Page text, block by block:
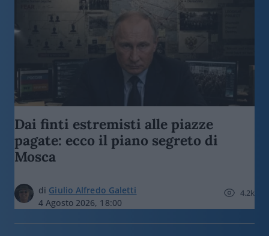
Dai finti estremisti alle piazze
pagate: ecco il piano segreto di
Mosca
di Giulio Alfredo Galetti
4 Agosto 2026, 18:00
4.2k